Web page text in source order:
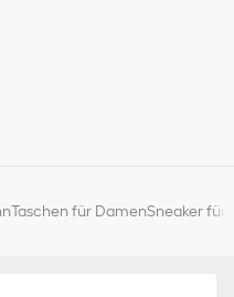
Taschen für DamenSneaker für